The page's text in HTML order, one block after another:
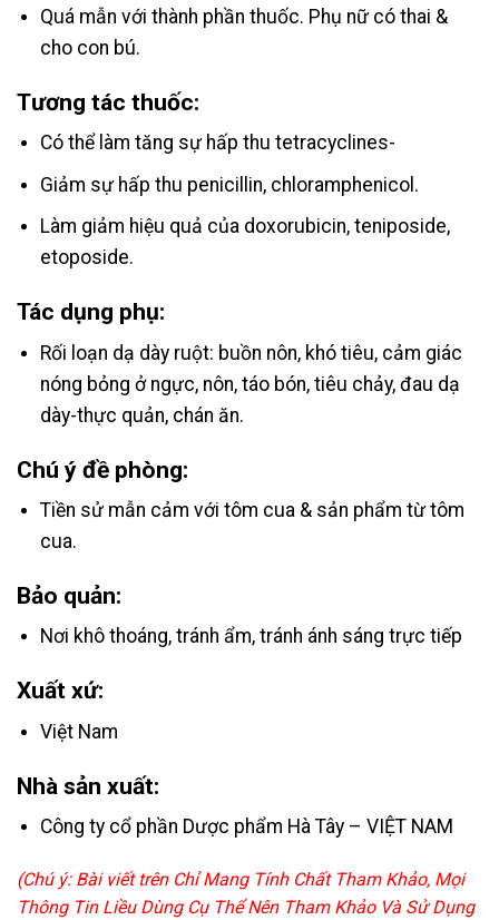
Quá mẫn với thành phần thuốc. Phụ nữ có thai &
cho con bú.
Tương tác thuốc:
Có thể làm tăng sự hấp thu tetracyclines-
Giảm sự hấp thu penicillin, chloramphenicol.
Làm giảm hiệu quả của doxorubicin, teniposide,
etoposide.
Tác dụng phụ:
Rối loạn dạ dày ruột: buồn nôn, khó tiêu, cảm giác
nóng bỏng ở ngực, nôn, táo bón, tiêu chảy, đau dạ
dày-thực quản, chán ăn.
Chú ý đề phòng:
Tiền sử mẫn cảm với tôm cua & sản phẩm từ tôm
cua.
Bảo quản:
Nơi khô thoáng, tránh ẩm, tránh ánh sáng trực tiếp
Xuất xứ:
Việt Nam
Nhà sản xuất:
Công ty cổ phần Dược phẩm Hà Tây – VIỆT NAM
(Chú ý: Bài viết trên Chỉ Mang Tính Chất Tham Khảo, Mọi
Thông Tin Liều Dùng Cụ Thể Nên Tham Khảo Và Sử Dụng